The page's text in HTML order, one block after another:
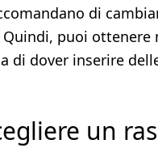
di
Quindi, puoi ottenere
di dover inserire
un